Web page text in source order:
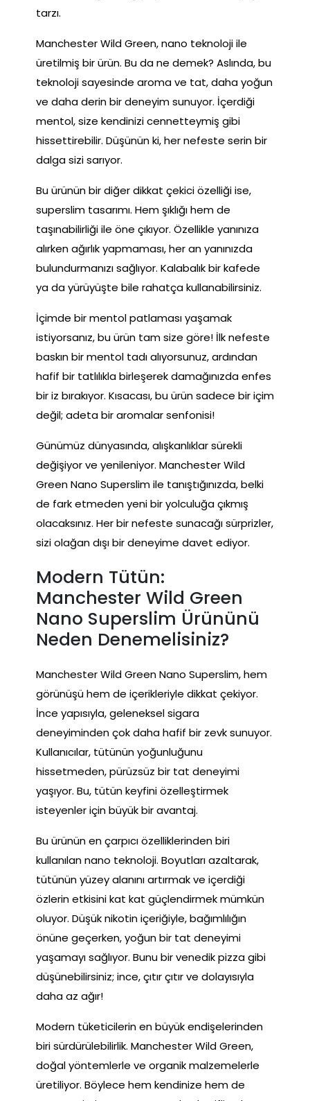
tarzı.
Manchester Wild Green, nano teknoloji ile
üretilmiş bir ürün. Bu da ne demek? Aslında, bu
teknoloji sayesinde aroma ve tat, daha yoğun
ve daha derin bir deneyim sunuyor. İçerdiği
mentol, size kendinizi cennetteymiş gibi
hissettirebilir. Düşünün ki, her nefeste serin bir
dalga sizi sarıyor.
Bu ürünün bir diğer dikkat çekici özelliği ise,
superslim tasarımı. Hem şıklığı hem de
taşınabilirliği ile öne çıkıyor. Özellikle yanınıza
alırken ağırlık yapmaması, her an yanınızda
bulundurmanızı sağlıyor. Kalabalık bir kafede
ya da yürüyüşte bile rahatça kullanabilirsiniz.
İçimde bir mentol patlaması yaşamak
istiyorsanız, bu ürün tam size göre! İlk nefeste
baskın bir mentol tadı alıyorsunuz, ardından
hafif bir tatlılıkla birleşerek damağınızda enfes
bir iz bırakıyor. Kısacası, bu ürün sadece bir içim
değil; adeta bir aromalar senfonisi!
Günümüz dünyasında, alışkanlıklar sürekli
değişiyor ve yenileniyor. Manchester Wild
Green Nano Superslim ile tanıştığınızda, belki
de fark etmeden yeni bir yolculuğa çıkmış
olacaksınız. Her bir nefeste sunacağı sürprizler,
sizi olağan dışı bir deneyime davet ediyor.
Modern Tütün:
Manchester Wild Green
Nano Superslim Ürününü
Neden Denemelisiniz?
Manchester Wild Green Nano Superslim, hem
görünüşü hem de içerikleriyle dikkat çekiyor.
İnce yapısıyla, geleneksel sigara
deneyiminden çok daha hafif bir zevk sunuyor.
Kullanıcılar, tütünün yoğunluğunu
hissetmeden, pürüzsüz bir tat deneyimi
yaşıyor. Bu, tütün keyfini özelleştirmek
isteyenler için büyük bir avantaj.
Bu ürünün en çarpıcı özelliklerinden biri
kullanılan nano teknoloji. Boyutları azaltarak,
tütünün yüzey alanını artırmak ve içerdiği
özlerin etkisini kat kat güçlendirmek mümkün
oluyor. Düşük nikotin içeriğiyle, bağımlılığın
önüne geçerken, yoğun bir tat deneyimi
yaşamayı sağlıyor. Bunu bir venedik pizza gibi
düşünebilirsiniz; ince, çıtır çıtır ve dolayısıyla
daha az ağır!
Modern tüketicilerin en büyük endişelerinden
biri sürdürülebilirlik. Manchester Wild Green,
doğal yöntemlerle ve organik malzemelerle
üretiliyor. Böylece hem kendinize hem de